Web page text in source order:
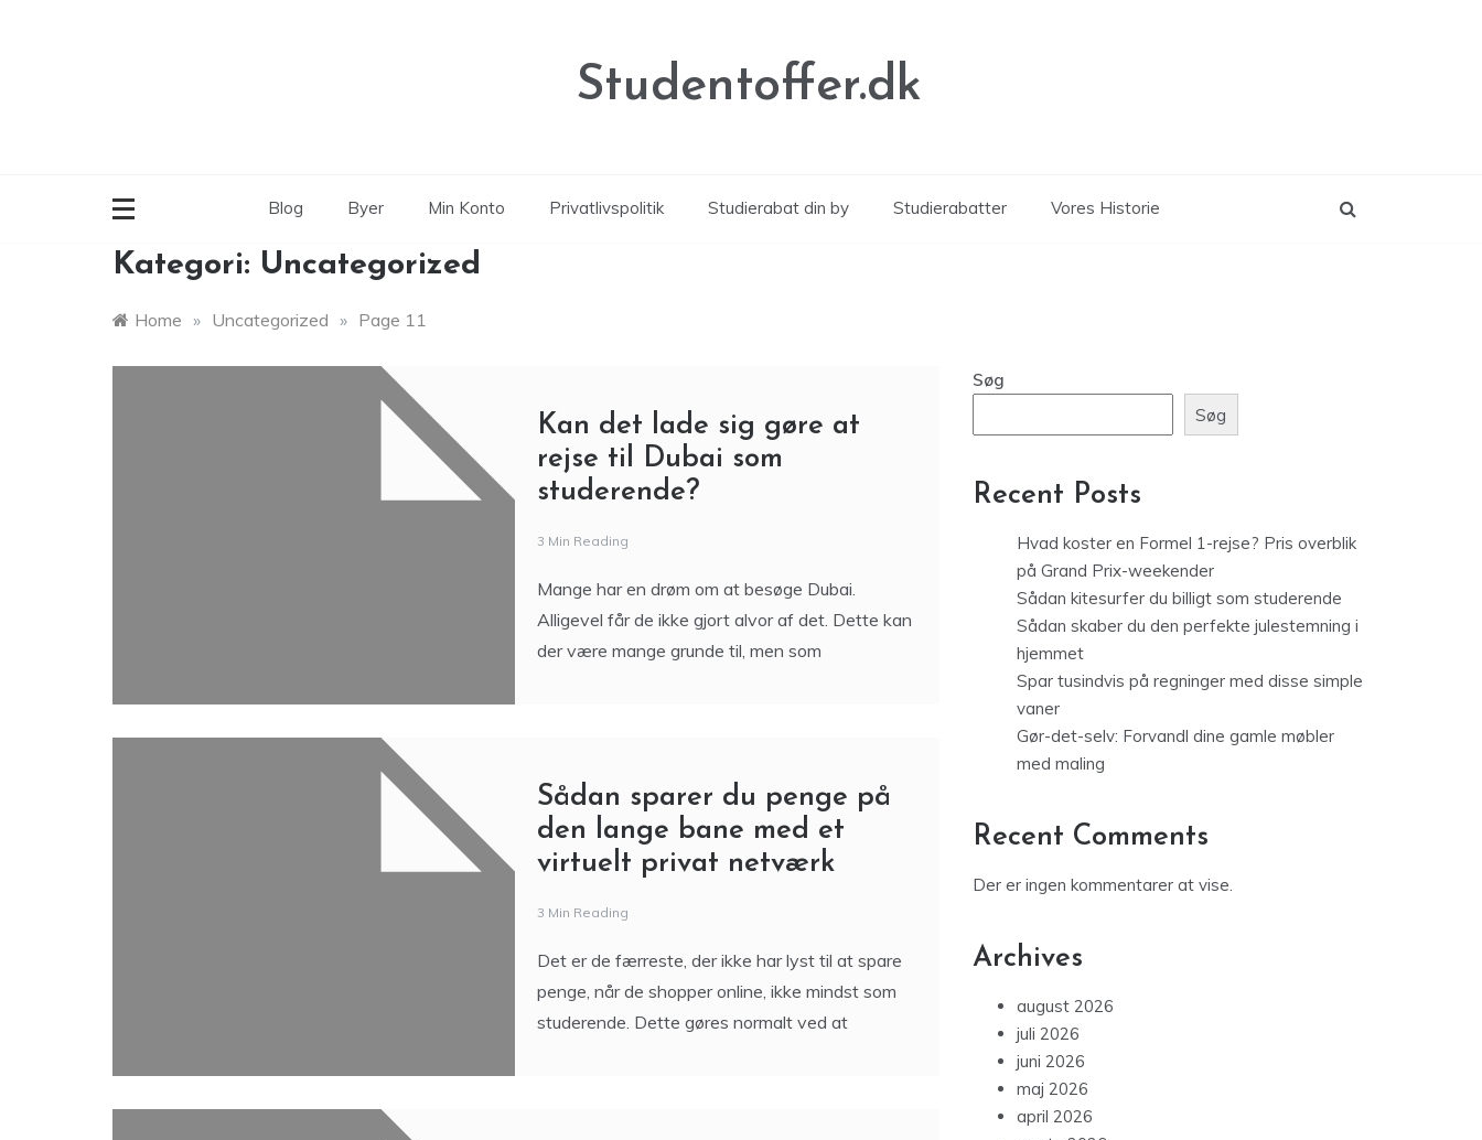
Studentoffer.dk
Blog Byer Min Konto Privatlivspolitik Studierabat din by Studierabatter Vores Historie
Kategori: Uncategorized
Home » Uncategorized » Page 11
Kan det lade sig gøre at
rejse til Dubai som
studerende?
3 Min Reading
Mange har en drøm om at besøge Dubai.
Alligevel får de ikke gjort alvor af det. Dette kan
der være mange grunde til, men som
Sådan sparer du penge på
den lange bane med et
virtuelt privat netværk
3 Min Reading
Det er de færreste, der ikke har lyst til at spare
penge, når de shopper online, ikke mindst som
studerende. Dette gøres normalt ved at
Søg
Søg
Recent Posts
Hvad koster en Formel 1-rejse? Pris overblik
på Grand Prix-weekender
Sådan kitesurfer du billigt som studerende
Sådan skaber du den perfekte julestemning i
hjemmet
Spar tusindvis på regninger med disse simple
vaner
Gør-det-selv: Forvandl dine gamle møbler
med maling
Recent Comments
Der er ingen kommentarer at vise.
Archives
august 2026
juli 2026
juni 2026
maj 2026
april 2026